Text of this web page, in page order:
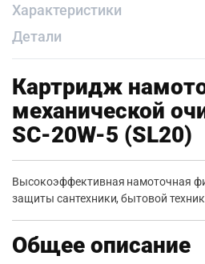
Характеристики
Детали
Картридж
механической
SC-20W-5 (SL20)
Высокоэффективная намоточная
защиты сантехники, бытовой
Общее описание